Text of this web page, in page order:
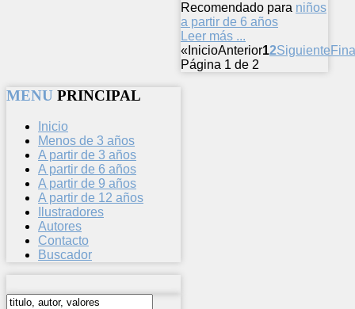
Recomendado para niños
a partir de 6 años
Leer más ...
« InicioAnterior12Siguiente
Página 1 de 2
MENU PRINCIPAL
Inicio
Menos de 3 años
A partir de 3 años
A partir de 6 años
A partir de 9 años
A partir de 12 años
Ilustradores
Autores
Contacto
Buscador